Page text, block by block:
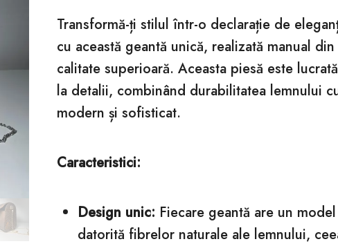
Transformă-ți stilul într-o declarație de
cu această geantă unică, realizată manual
calitate superioară. Aceasta piesă este
la detalii, combinând durabilitatea lemnului
modern și sofisticat.
Caracteristici:
Design unic: Fiecare geantă are un
datorită fibrelor naturale ale lemnului,